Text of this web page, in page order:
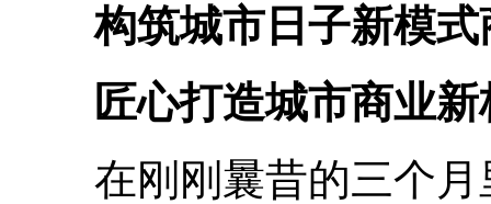
构筑城市日子新模式
匠心打造城市商业新
在刚刚曩昔的三个月